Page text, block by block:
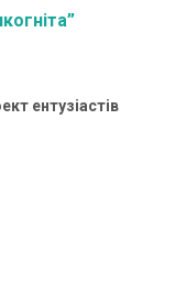
ентузіастів